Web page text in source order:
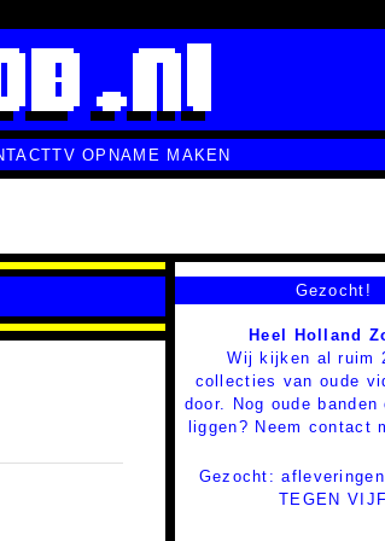
TV OPNAME MAKEN
Gezocht!
Heel Holland
Wij kijken al ruim
collecties van oude
door. Nog oude banden
liggen? Neem contact
Gezocht:
TEGEN VIJF